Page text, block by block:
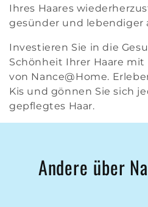
Ihres Haares
gesünder und lebendiger
Investieren Sie in die
Schönheit Ihrer Haare mit
von Nance@Home.
Kis und gönnen Sie sich
gepflegtes Haar.
Andere über